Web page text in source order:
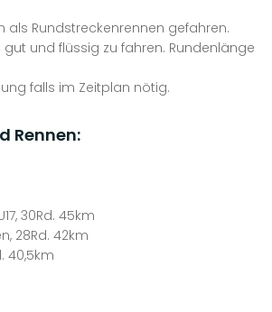
als Rundstreckenrennen gefahren.
gut und flüssig zu fahren. Rundenlänge
falls im Zeitplan nötig.
Rennen:
30Rd. 45km
28Rd. 42km
40,5km